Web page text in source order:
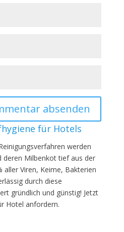
für Hotels
werden
deren Milbenkot tief aus der
Viren, Keime, Bakterien
durch diese
gründlich und günstig! Jetzt
Hotel anfordern.